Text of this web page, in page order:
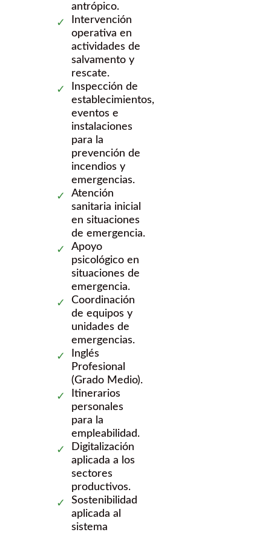
antrópico.
Intervención
operativa en
actividades de
salvamento y
rescate.
Inspección de
establecimientos,
eventos e
instalaciones
para la
prevención de
incendios y
emergencias.
Atención
sanitaria inicial
en situaciones
de emergencia.
Apoyo
psicológico en
situaciones de
emergencia.
Coordinación
de equipos y
unidades de
emergencias.
Inglés
Profesional
(Grado Medio).
Itinerarios
personales
para la
empleabilidad.
Digitalización
aplicada a los
sectores
productivos.
Sostenibilidad
aplicada al
sistema